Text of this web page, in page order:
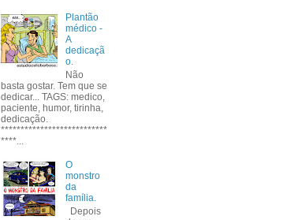
Plantão
médico -
A
dedicaçã
o.
Não
basta gostar. Tem que se
dedicar... TAGS: medico,
paciente, humor, tirinha,
dedicação.
***************************
****...
O
monstro
da
família.
Depois